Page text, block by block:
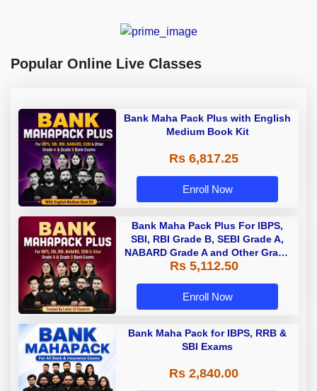
Popular Online Live Classes
Bank Maha Pack Plus with English
Medium Book Kit
Rs 6,817.25
Enroll Now
Bank Maha Pack Plus For IBPS,
SBI, RBI Grade B, SEBI Grade A,
NABARD Grade A and Other Grade
A & Grade B Bank Exams
Rs 5,112.50
Enroll Now
Bank Maha Pack for IBPS, RRB &
SBI Exams
Rs 2,840.00